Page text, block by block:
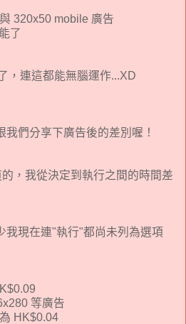
320x50 mobile 廣告
了
，連這都能無腦運作...XD
們分享下廣告後的差別喔！
，我從決定到執行之間的時間差
我現在連"執行"都尚未列為選項
等廣告
HK$0.04